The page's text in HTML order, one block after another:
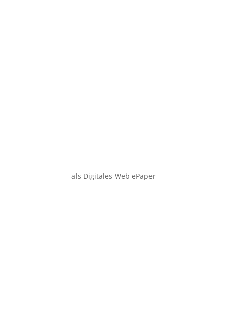
als Digitales Web ePaper